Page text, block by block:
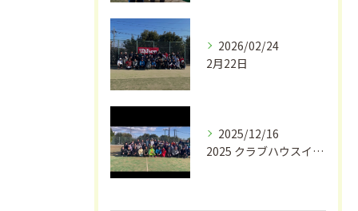
2026/02/24
2月22日
2025/12/16
2025 クラブハウスイワキリ クリスマスフェス🎄